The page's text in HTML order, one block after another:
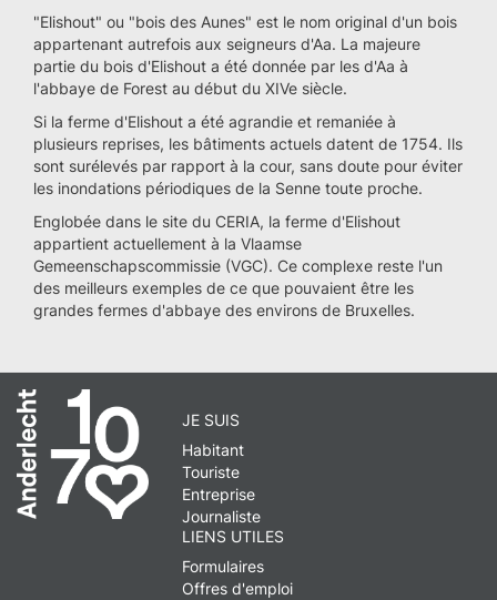
"Elishout" ou "bois des Aunes" est le nom original d'un bois
appartenant autrefois aux seigneurs d'Aa. La majeure
partie du bois d'Elishout a été donnée par les d'Aa à
l'abbaye de Forest au début du XIVe siècle.
Si la ferme d'Elishout a été agrandie et remaniée à
plusieurs reprises, les bâtiments actuels datent de 1754. Ils
sont surélevés par rapport à la cour, sans doute pour éviter
les inondations périodiques de la Senne toute proche.
Englobée dans le site du CERIA, la ferme d'Elishout
appartient actuellement à la Vlaamse
Gemeenschapscommissie (VGC). Ce complexe reste l'un
des meilleurs exemples de ce que pouvaient être les
grandes fermes d'abbaye des environs de Bruxelles.
JE SUIS
Habitant
Touriste
Entreprise
Journaliste
LIENS UTILES
Formulaires
Offres d'emploi